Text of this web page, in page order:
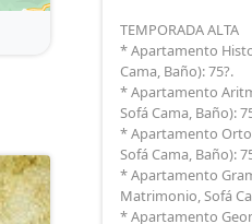
TEMPORADA ALTA
* Apartamento
Cama, Baño): 75?.
* Apartamento
Sofá Cama, Baño):
* Apartamento
Sofá Cama, Baño):
* Apartamento
Matrimonio, Sofá
* Apartamento